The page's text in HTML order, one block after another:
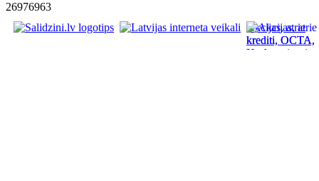
26976963
Akcijas, atrie
krediti, OCTA,
Kasko,